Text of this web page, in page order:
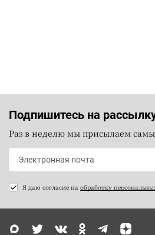
Подпишитесь на
Раз в неделю мы присылаем
Я даю согласие на обработку